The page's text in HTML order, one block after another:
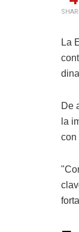
La
De
la
con